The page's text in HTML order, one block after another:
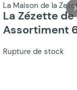
La Maison de la
La Zézette
Assortiment
Rupture de stock